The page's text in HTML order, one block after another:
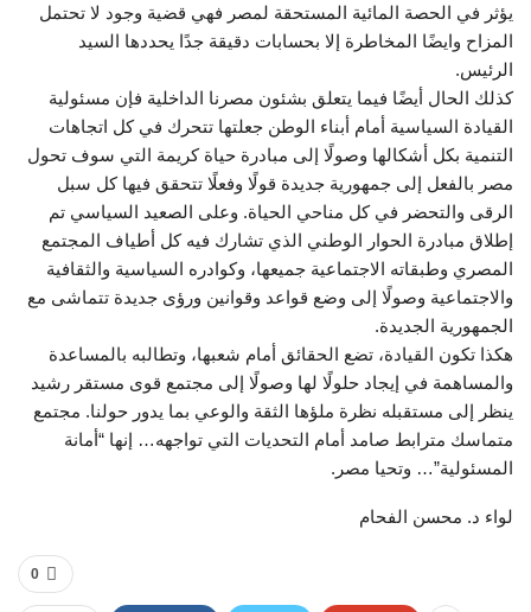
يؤثر في الحصة المائية المستحقة لمصر فهي قضية وجود لا تحتمل
المزاح وايضًا المخاطرة إلا بحسابات دقيقة جدًا يحددها السيد
الرئيس.
كذلك الحال أيضًا فيما يتعلق بشئون مصرنا الداخلية فإن مسئولية
القيادة السياسية أمام أبناء الوطن جعلتها تتحرك في كل اتجاهات
التنمية بكل أشكالها وصولًا إلى مبادرة حياة كريمة التي سوف تحول
مصر بالفعل إلى جمهورية جديدة قولًا وفعلًا تتحقق فيها كل سبل
الرقى والتحضر في كل مناحي الحياة. وعلى الصعيد السياسي تم
إطلاق مبادرة الحوار الوطني الذي تشارك فيه كل أطياف المجتمع
المصري وطبقاته الاجتماعية جميعها، وكوادره السياسية والثقافية
والاجتماعية وصولًا إلى وضع قواعد وقوانين ورؤى جديدة تتماشى مع
الجمهورية الجديدة.
هكذا تكون القيادة، تضع الحقائق أمام شعبها، وتطالبه بالمساعدة
والمساهمة في إيجاد حلولًا لها وصولًا إلى مجتمع قوى مستقر رشيد
ينظر إلى مستقبله نظرة ملؤها الثقة والوعي بما يدور حولنا. مجتمع
متماسك مترابط صامد أمام التحديات التي تواجهه… إنها “أمانة
المسئولية”… وتحيا مصر.
لواء د. محسن الفحام
0